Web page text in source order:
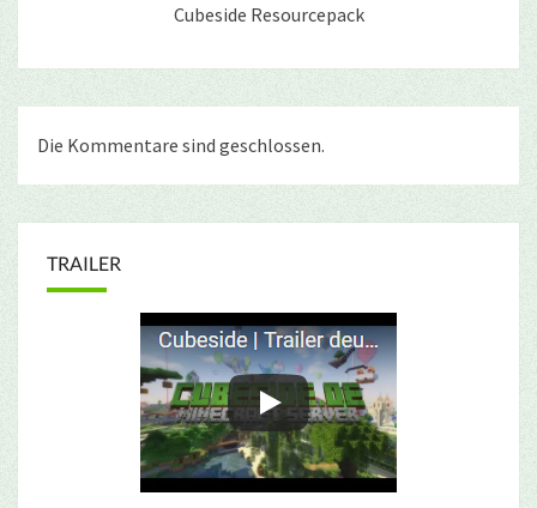
Cubeside Resourcepack
Die Kommentare sind geschlossen.
TRAILER